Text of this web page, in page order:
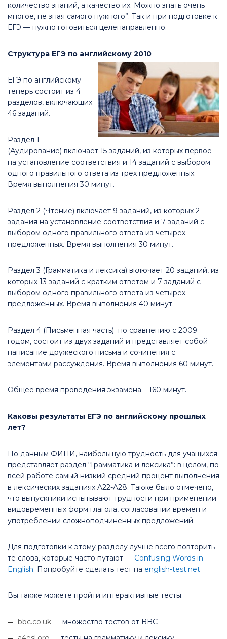
количество знаний, а качество их. Можно знать очень
многое, не зная самого нужного”. Так и при подготовке к
ЕГЭ — нужно готовиться целенаправленно.
Структура ЕГЭ по английскому 2010
ЕГЭ по английскому
теперь состоит из 4
разделов, включающих
46 заданий.
Раздел 1
(Аудирование) включает 15 заданий, из которых первое –
на установление соответствия и 14 заданий с выбором
одного правильного ответа из трех предложенных.
Время выполнения 30 минут.
Раздел 2 (Чтение) включает 9 заданий, из которых 2
задания на установление соответствия и 7 заданий с
выбором одного правильного ответа из четырех
предложенных. Время выполнения 30 минут.
Раздел 3 (Грамматика и лексика) включает 20 заданий, из
которых 13 заданий с кратким ответом и 7 заданий с
выбором одного правильного ответа из четырех
предложенных. Время выполнения 40 минут.
Раздел 4 (Письменная часть) по сравнению с 2009
годом, состоит из двух заданий и представляет собой
написание дружеского письма и сочинения с
элементами рассуждения. Время выполнения 60 минут.
Общее время проведения экзамена – 160 минут.
Каковы результаты ЕГЭ по английскому прошлых
лет?
По данным ФИПИ, наибольшую трудность для учащихся
представляет раздел “Грамматика и лексика”: в целом, по
всей работе самый низкий средний процент выполнения
в лексических заданиях A22-A28. Также было отмечено,
что выпускники испытывают трудности при применении
видовременных форм глагола, согласовании времен и
употреблении сложноподчиненных предложений.
Для подготовки к этому разделу лучше всего повторить
те слова, которые часто путают — Confusing Words in
English. Попробуйте сделать тест на english-test.net
Вы также можете пройти интерактивные тесты:
bbc.co.uk — множество тестов от BBC